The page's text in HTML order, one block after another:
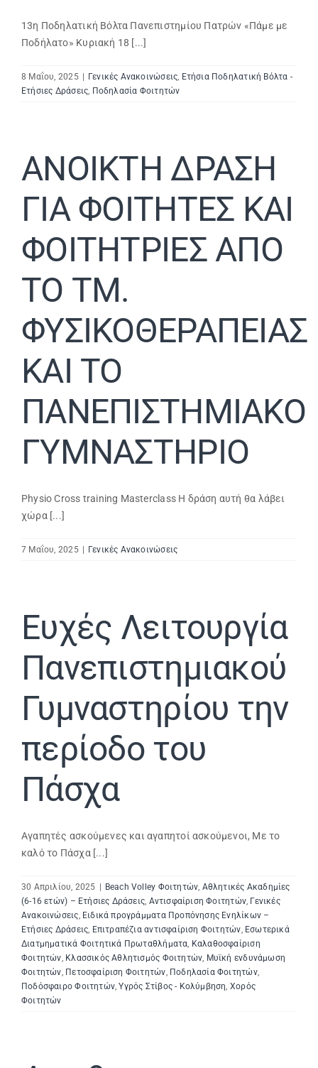
13η Ποδηλατική Βόλτα Πανεπιστημίου Πατρών «Πάμε με
Ποδήλατο» Κυριακή 18 [...]
8 Μαΐου, 2025 Γενικές Ανακοινώσεις, Ετήσια Ποδηλατική Βόλτα -
Ετήσιες Δράσεις, Ποδηλασία Φοιτητών
ΑΝΟΙΚΤΗ ΔΡΑΣΗ
ΓΙΑ ΦΟΙΤΗΤΕΣ ΚΑΙ
ΦΟΙΤΗΤΡΙΕΣ ΑΠΟ
ΤΟ ΤΜ.
ΦΥΣΙΚΟΘΕΡΑΠΕΙΑΣ
ΚΑΙ ΤΟ
ΠΑΝΕΠΙΣΤΗΜΙΑΚΟ
ΓΥΜΝΑΣΤΗΡΙΟ
Physio Cross training Masterclass Η δράση αυτή θα λάβει
χώρα [...]
7 Μαΐου, 2025 Γενικές Ανακοινώσεις
Ευχές Λειτουργία
Πανεπιστημιακού
Γυμναστηρίου την
περίοδο του
Πάσχα
Αγαπητές ασκούμενες και αγαπητοί ασκούμενοι, Με το
καλό το Πάσχα [...]
30 Απριλίου, 2025 Beach Volley Φοιτητών, Αθλητικές Ακαδημίες
(6-16 ετών) – Ετήσιες Δράσεις, Αντισφαίριση Φοιτητών, Γενικές
Ανακοινώσεις, Ειδικά προγράμματα Προπόνησης Ενηλίκων –
Ετήσιες Δράσεις, Επιτραπέζια αντισφαίριση Φοιτητών, Εσωτερικά
Διατμηματικά Φοιτητικά Πρωταθλήματα, Καλαθοσφαίριση
Φοιτητών, Κλασσικός Αθλητισμός Φοιτητών, Μυϊκή ενδυνάμωση
Φοιτητών, Πετοσφαίριση Φοιτητών, Ποδηλασία Φοιτητών,
Ποδόσφαιρο Φοιτητών,Υγρός Στίβος - Κολύμβηση, Χορός
Φοιτητών